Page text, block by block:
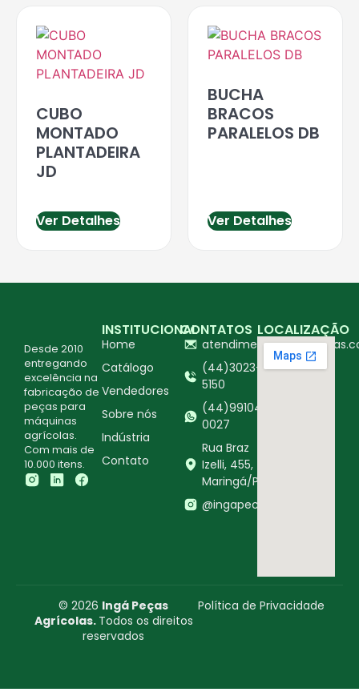
CUBO
MONTADO
PLANTADEIRA
JD
Ver Detalhes
BUCHA
BRACOS
PARALELOS DB
Ver Detalhes
Desde 2010
entregando
excelência na
fabricação de
peças para
máquinas
agrícolas.
Com mais de
10.000 itens.
INSTITUCIONAL
Home
Catálogo
Vendedores
Sobre nós
Indústria
Contato
CONTATOS
(44)3023-
5150
(44)99104-
0027
Rua Braz
Izelli, 455,
Maringá/PR
@ingapecasagricolas
LOCALIZAÇÃO
© 2026 Ingá Peças
Agrícolas. Todos os direitos
reservados
Política de Privacidade